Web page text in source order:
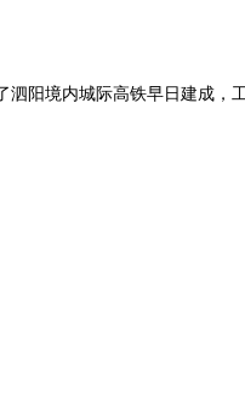
泗阳境内城际高铁早日建成，